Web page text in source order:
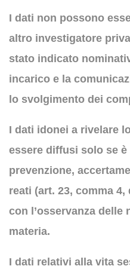
I dati non possono
altro investigatore
stato indicato
incarico e la
lo svolgimento dei
I dati idonei a rivelare
essere diffusi solo se
prevenzione,
reati (art. 23, comma 4,
con l’osservanza delle
materia.
I dati relativi alla vita